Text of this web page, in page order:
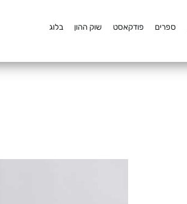
ספרים פודקאסט שוק ההון בלוג